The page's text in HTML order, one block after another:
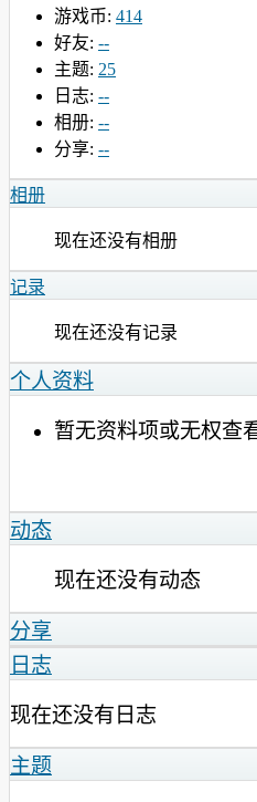
游戏币: 414
好友: --
主题: 25
日志: --
相册: --
分享: --
相册
现在还没有相册
记录
现在还没有记录
个人资料
暂无资料项或无权查
动态
现在还没有动态
分享
日志
现在还没有日志
主题